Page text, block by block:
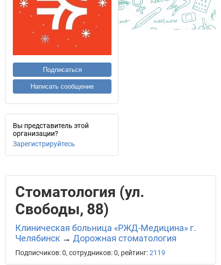
Подписаться
Написать сообщение
Вы представитель этой
организации?
Зарегистрируйтесь
Стоматология (ул.
Свободы, 88)
Клиническая больница «РЖД-Медицина» г.
Челябинск → Дорожная стоматология
Подписчиков: 0, сотрудников: 0, рейтинг:2119